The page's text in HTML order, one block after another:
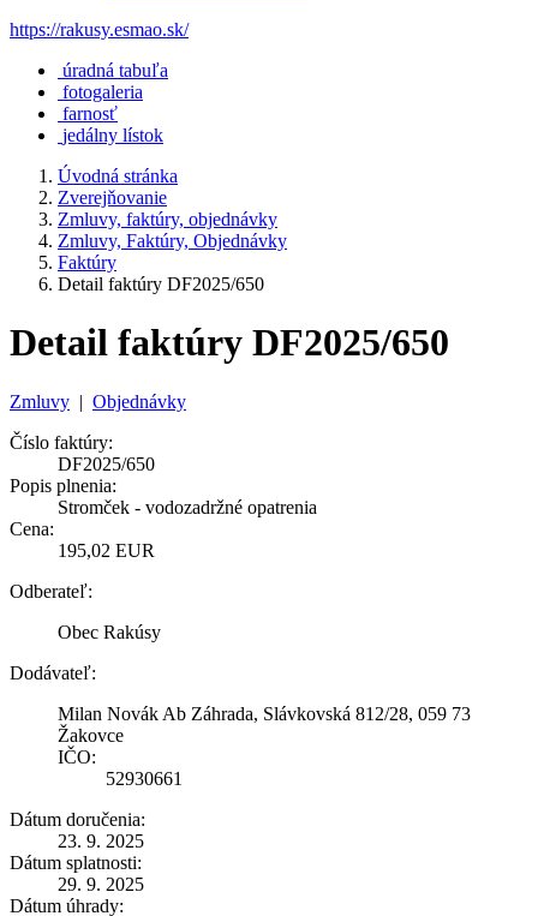
https://rakusy.esmao.sk/
úradná tabuľa
fotogaleria
farnosť
jedálny lístok
Úvodná stránka
Zverejňovanie
Zmluvy, faktúry, objednávky
Zmluvy, Faktúry, Objednávky
Faktúry
Detail faktúry DF2025/650
Detail faktúry DF2025/650
Zmluvy | Objednávky
Číslo faktúry:
DF2025/650
Popis plnenia:
Stromček - vodozadržné opatrenia
Cena:
195,02 EUR
Odberateľ:
Obec Rakúsy
Dodávateľ:
Milan Novák Ab Záhrada, Slávkovská 812/28, 059 73
Žakovce
IČO:
52930661
Dátum doručenia:
23. 9. 2025
Dátum splatnosti:
29. 9. 2025
Dátum úhrady: